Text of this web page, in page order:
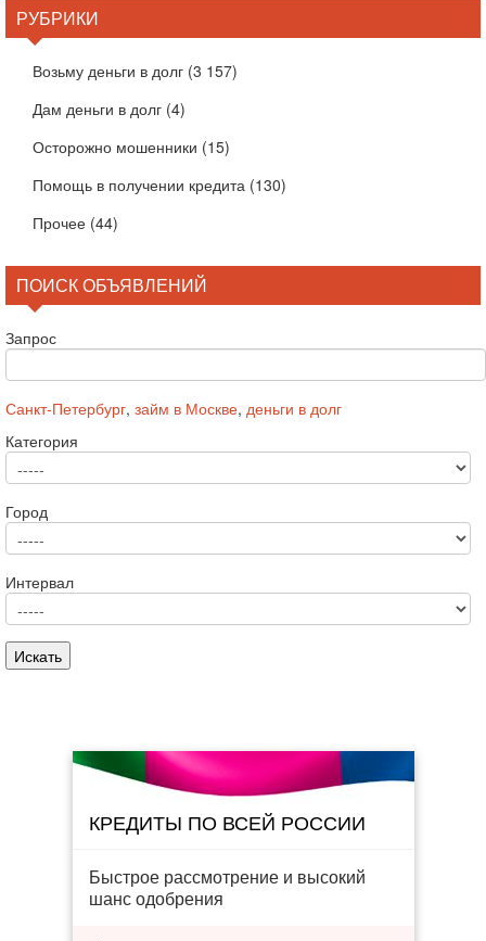
РУБРИКИ
Возьму деньги в долг (3 157)
Дам деньги в долг (4)
Осторожно мошенники (15)
Помощь в получении кредита (130)
Прочее (44)
ПОИСК ОБЪЯВЛЕНИЙ
Запрос
Санкт-Петербург, займ в Москве, деньги в долг
Категория
Город
Интервал
КРЕДИТЫ ПО ВСЕЙ РОССИИ
Быстрое рассмотрение и высокий
шанс одобрения